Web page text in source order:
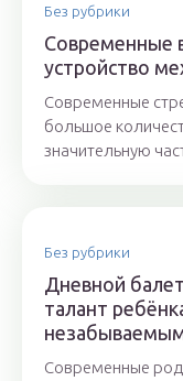
Без рубрики
Современные
устройство
Современные
большое
значительную
Без рубрики
Дневной
талант
Современные